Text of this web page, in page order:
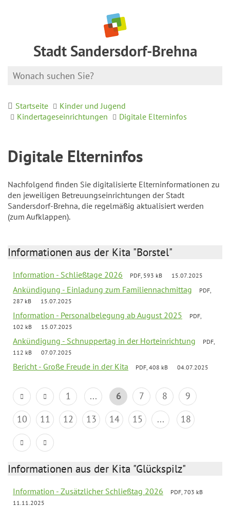
Stadt Sandersdorf-Brehna
Startseite
Kinder und Jugend
Kindertageseinrichtungen
Digitale Elterninfos
Digitale Elterninfos
Nachfolgend finden Sie digitalisierte Elterninformationen zu
den jeweiligen Betreuungseinrichtungen der Stadt
Sandersdorf-Brehna, die regelmäßig aktualisiert werden
(zum Aufklappen).
Informationen aus der Kita "Borstel"
Information - Schließtage 2026 PDF, 593 kB 15.07.2025
Ankündigung - Einladung zum Familiennachmittag
PDF,
287 kB
15.07.2025
Information - Personalbelegung ab August 2025
PDF,
102 kB
15.07.2025
Ankündigung - Schnuppertag in der Horteinrichtung
PDF,
112 kB
07.07.2025
Bericht - Große Freude in der Kita PDF, 408 kB 04.07.2025
1 ... 6 7 8
9
10
11 12 13 14 15 ... 18
Informationen aus der Kita "Glückspilz"
Information - Zusätzlicher Schließtag 2026
PDF, 703 kB
11.11.2025